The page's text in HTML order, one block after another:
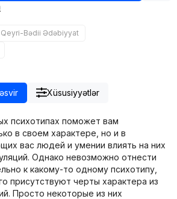
Qeyri-Bədii Ədəbiyyat
Xüsusiyyətlər
психотипах поможет вам
в своем характере, но и в
вас людей и умении влиять на них
Однако невозможно отнести
к какому-то одному психотипу,
присутствуют черты характера из
Просто некоторые из них